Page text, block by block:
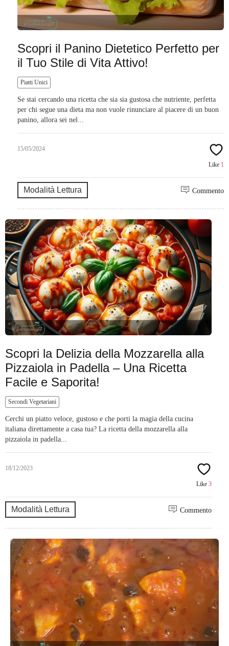
Scopri il Panino Dietetico Perfetto per
il Tuo Stile di Vita Attivo!
Piatti Unici
Se stai cercando una ricetta che sia sia gustosa che nutriente, perfetta
per chi segue una dieta ma non vuole rinunciare al piacere di un buon
panino, allora sei nel...
15/05/2024
Like 1
Modalità Lettura Commento
Scopri la Delizia della Mozzarella alla
Pizzaiola in Padella – Una Ricetta
Facile e Saporita!
Secondi Vegetariani
Cerchi un piatto veloce, gustoso e che porti la magia della cucina
italiana direttamente a casa tua? La ricetta della mozzarella alla
pizzaiola in padella...
18/12/2023
Like 3
Modalità Lettura Commento